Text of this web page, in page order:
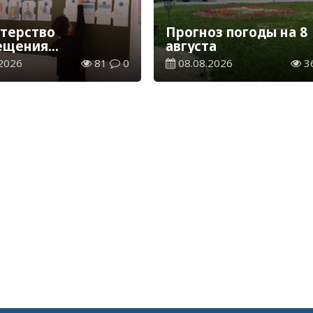
сроки
и каникул на
учебный год
81 0
Прогноз погоды на 8
августа
08.08.2026